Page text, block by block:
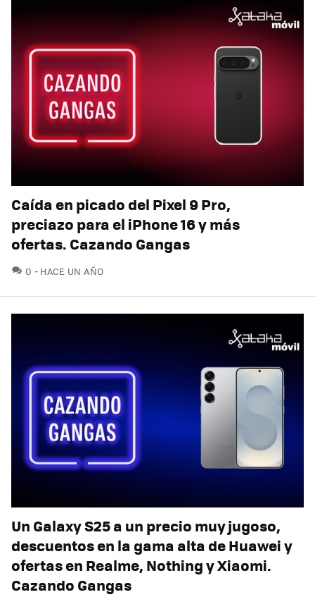
Caída en picado del Pixel 9 Pro,
preciazo para el iPhone 16 y más
ofertas. Cazando Gangas
0 COMENTARIOS
HACE UN AÑO
Un Galaxy S25 a un precio muy jugoso,
descuentos en la gama alta de Huawei y
ofertas en Realme, Nothing y Xiaomi.
Cazando Gangas